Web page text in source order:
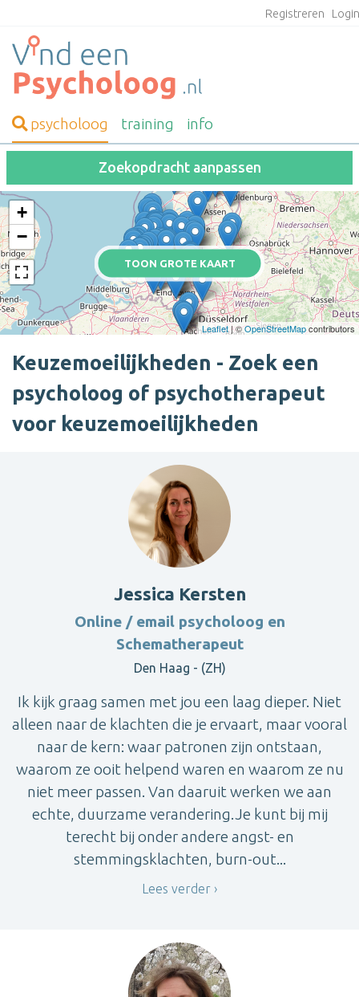
Registreren
psycholoog training info
Zoekopdracht aanpassen
TOON GROTE KAART
+
−
Leaflet| ©OpenStreetMapcontributors
Keuzemoeilijkheden - Zoek een
psycholoog of psychotherapeut
voor keuzemoeilijkheden
Jessica Kersten
Online / email psycholoog en
Schematherapeut
Den Haag - (ZH)
Ik kijk graag samen met jou een laag dieper. Niet
alleen naar de klachten die je ervaart, maar vooral
naar de kern: waar patronen zijn ontstaan,
waarom ze ooit helpend waren en waarom ze nu
niet meer passen. Van daaruit werken we aan
echte, duurzame verandering.Je kunt bij mij
terecht bij onder andere angst- en
stemmingsklachten, burn-out...
Lees verder